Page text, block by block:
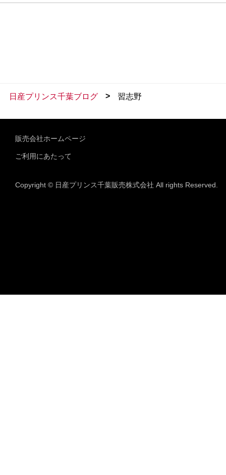
日産プリンス千葉ブログ > 習志野
販売会社ホームページ
ご利用にあたって
Copyright © 日産プリンス千葉販売株式会社 All rights Reserved.